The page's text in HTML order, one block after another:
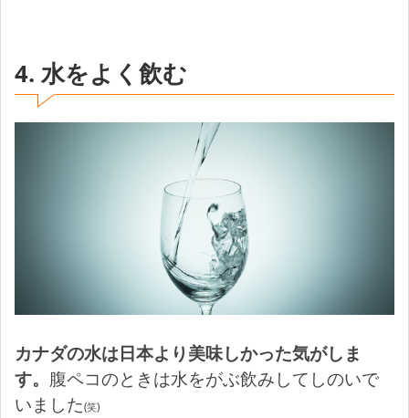
4. 水をよく飲む
カナダの水は日本より美味しかった気がしま
す。 腹ペコのときは水をがぶ飲みしてしのいで
いました(笑)